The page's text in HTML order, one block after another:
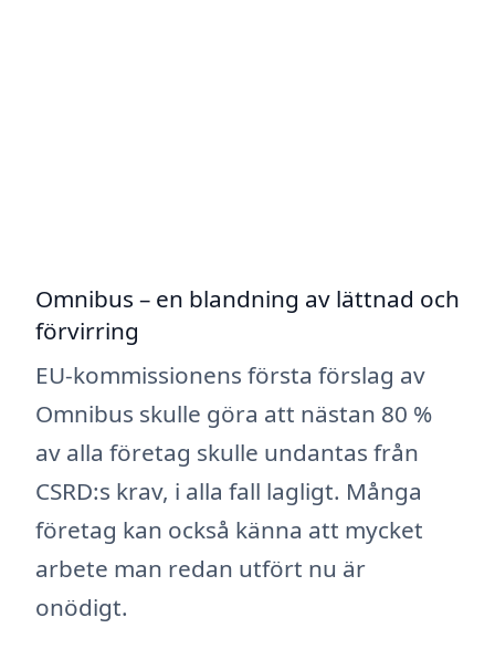
Omnibus – en blandning av lättnad och
förvirring
EU-kommissionens första förslag av
Omnibus skulle göra att nästan 80 %
av alla företag skulle undantas från
CSRD:s krav, i alla fall lagligt. Många
företag kan också känna att mycket
arbete man redan utfört nu är
onödigt.